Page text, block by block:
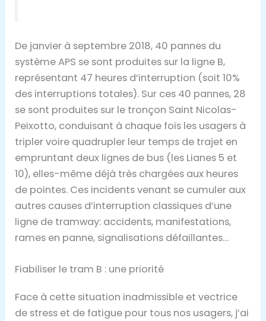
De janvier à septembre 2018, 40 pannes du
système APS se sont produites sur la ligne B,
représentant 47 heures d’interruption (soit 10%
des interruptions totales). Sur ces 40 pannes, 28
se sont produites sur le tronçon Saint Nicolas-
Peixotto, conduisant à chaque fois les usagers à
tripler voire quadrupler leur temps de trajet en
empruntant deux lignes de bus (les Lianes 5 et
10), elles-même déjà très chargées aux heures
de pointes. Ces incidents venant se cumuler aux
autres causes d’interruption classiques d’une
ligne de tramway: accidents, manifestations,
rames en panne, signalisations défaillantes…
Fiabiliser le tram B : une priorité
Face à cette situation inadmissible et vectrice
de stress et de fatigue pour tous nos usagers, j’ai